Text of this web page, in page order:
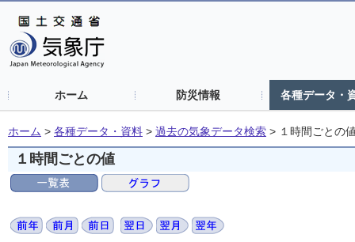
ホーム 防災情報 各種データ・
ホーム > 各種データ・資料 > 過去の気象データ検索 > １時間ごとの
１時間ごとの値